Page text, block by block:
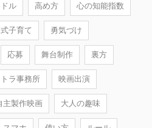
ル 高め方 心の知能指数
子育て 勇気づけ
応募 舞台制作 裏方
ラ事務所 映画出演
主製作映画 大人の趣味